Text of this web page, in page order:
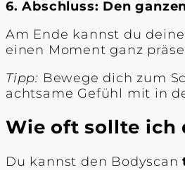
6. Abschluss: Den
Am Ende kannst du
einen Moment ganz
Tipp: Bewege dich zum
achtsame Gefühl mit in
Wie oft sollte ich
Du kannst den Bodyscan